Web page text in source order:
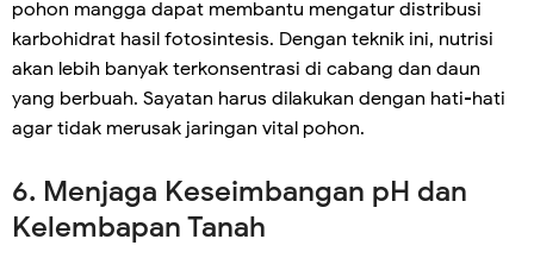
pohon mangga dapat membantu mengatur distribusi
karbohidrat hasil fotosintesis. Dengan teknik ini, nutrisi
akan lebih banyak terkonsentrasi di cabang dan daun
yang berbuah. Sayatan harus dilakukan dengan hati-hati
agar tidak merusak jaringan vital pohon.
6. Menjaga Keseimbangan pH dan
Kelembapan Tanah